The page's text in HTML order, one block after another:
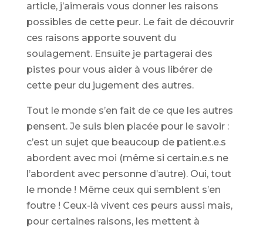
article, j’aimerais vous donner les raisons
possibles de cette peur. Le fait de découvrir
ces raisons apporte souvent du
soulagement. Ensuite je partagerai des
pistes pour vous aider à vous libérer de
cette peur du jugement des autres.
Tout le monde s’en fait de ce que les autres
pensent. Je suis bien placée pour le savoir :
c’est un sujet que beaucoup de patient.e.s
abordent avec moi (même si certain.e.s ne
l’abordent avec personne d’autre). Oui, tout
le monde ! Même ceux qui semblent s’en
foutre ! Ceux-là vivent ces peurs aussi mais,
pour certaines raisons, les mettent à